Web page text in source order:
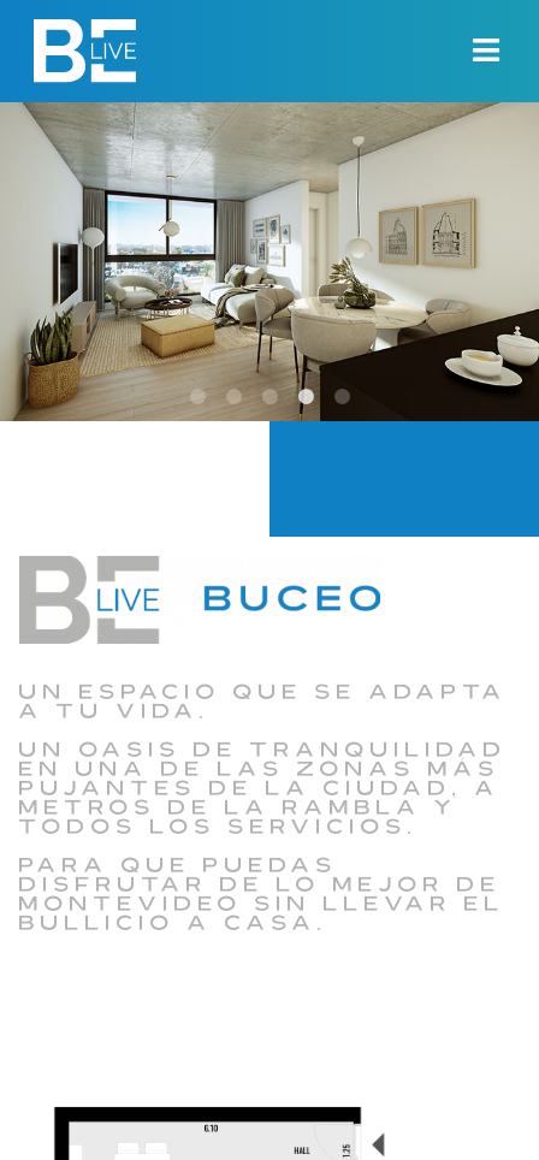
Un espacio que se adapta
a tu vida.
Un oasis de tranquilidad
en una de las zonas más
pujantes de la ciudad, a
metros de la Rambla y
todos los servicios.
Para que puedas
disfrutar de lo mejor de
Montevideo sin llevar el
bullicio a casa.